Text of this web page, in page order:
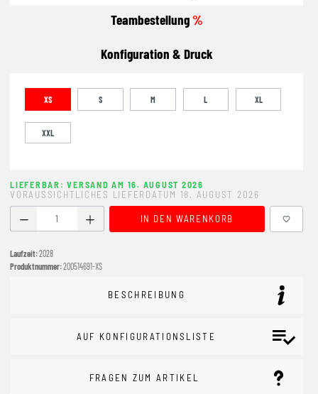
Teambestellung%
Konfiguration & Druck
XS S M L XL
XXL
LIEFERBAR: VERSAND AM 16. AUGUST 2026
VORAUSSICHTLICHES LIEFERDATUM 18. AUGUST 2026
Produkt Anzahl: Gib den gewünschten Wert ein oder
IN DEN WARENKORB
Laufzeit:2028
Produktnummer:200514691-XS
BESCHREIBUNG
AUF KONFIGURATIONSLISTE
FRAGEN ZUM ARTIKEL